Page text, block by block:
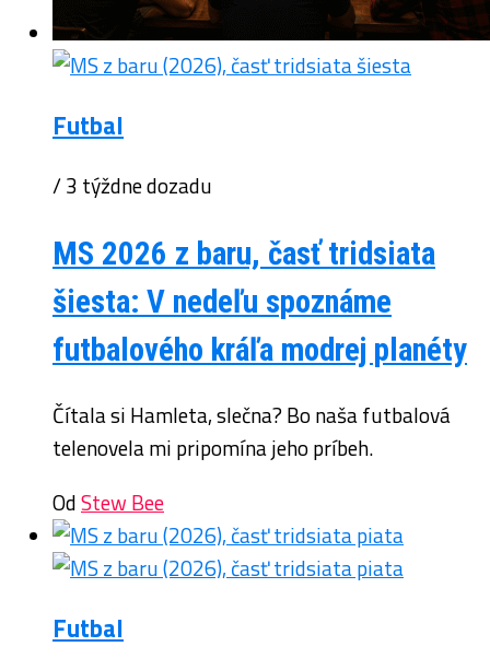
Futbal
/ 3 týždne dozadu
MS 2026 z baru, časť tridsiata
šiesta: V nedeľu spoznáme
futbalového kráľa modrej planéty
Čítala si Hamleta, slečna? Bo naša futbalová
telenovela mi pripomína jeho príbeh.
OdStew Bee
Futbal